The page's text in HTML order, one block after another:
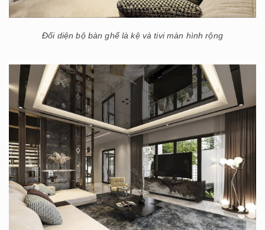
Đối diện bộ bàn ghế là kệ và tivi màn hình rộng